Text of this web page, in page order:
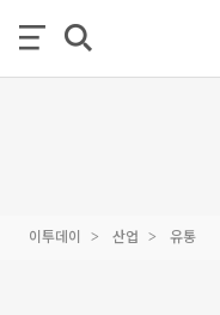
이투데이 산업 유통